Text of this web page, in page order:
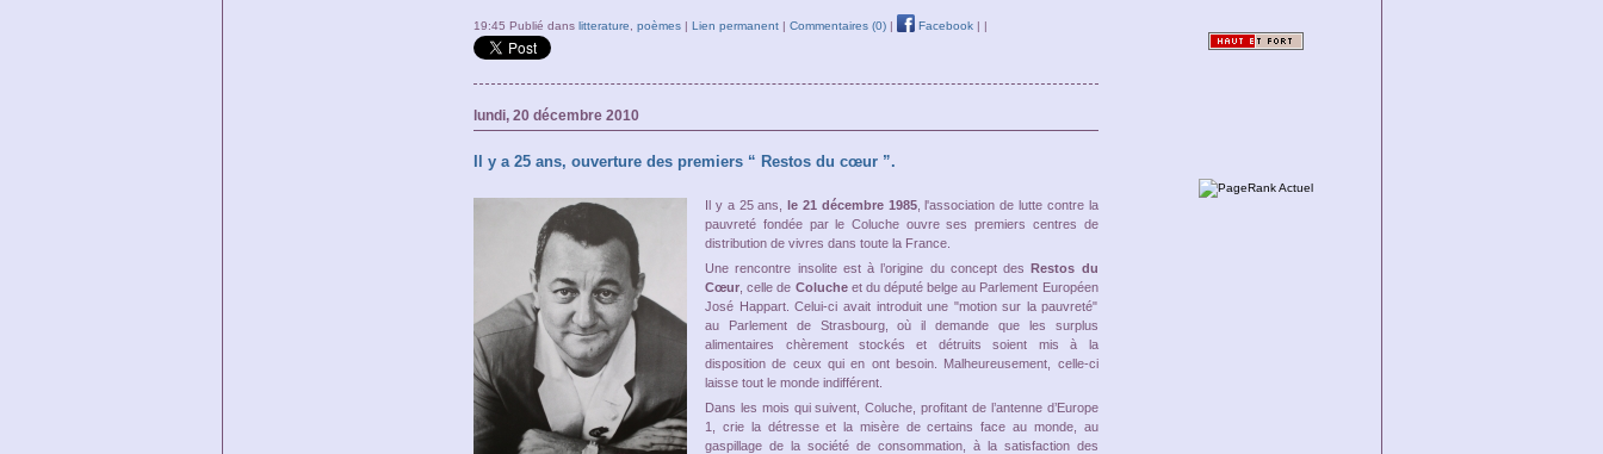
19:45 Publié dans litterature poèmes| Lien permanent| Commentaires (0)| Facebook| |
lundi, 20 décembre 2010
Il y a 25 ans, ouverture des premiers “ Restos du cœur ”.
Il y a 25 ans,le 21 décembre 1985, l'association de lutte contre la
pauvreté fondée par le Coluche ouvre ses premiers centres de
distribution de vivres dans toute la France.
Une rencontre insolite est à l’origine du concept desRestos du
Cœur , celle de Colucheet du député belge au Parlement Européen
José Happart. Celui-ci avait introduit une "motion sur la pauvreté"
au Parlement de Strasbourg, où il demande que les surplus
alimentaires chèrement stockés et détruits soient mis à la
disposition de ceux qui en ont besoin. Malheureusement, celle-ci
laisse tout le monde indifférent.
Dans les mois qui suivent, Coluche, profitant de l’antenne d’Europe
1, crie la détresse et la misère de certains face au monde, au
gaspillage de la société de consommation, à la satisfaction des